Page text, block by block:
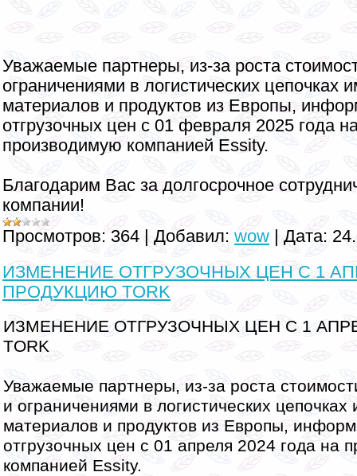
Уважаемые партнеры, из-за роста
ограничениями в логистических цепочках
материалов и продуктов из Европы,
отгрузочных цен с 01 февраля 2025 года
производимую компанией Essity.
Благодарим Вас за долгосрочное
компании!
Просмотров: 364 Добавил: wow Дата:
ИЗМЕНЕНИЕ ОТГРУЗОЧНЫХ ЦЕН С 1
ПРОДУКЦИЮ TORK
ИЗМЕНЕНИЕ ОТГРУЗОЧНЫХ ЦЕН С 1
TORK
Уважаемые партнеры, из-за роста
и ограничениями в логистических
материалов и продуктов из Европы,
отгрузочных цен с 01 апреля 2024 года на
компанией Essity.